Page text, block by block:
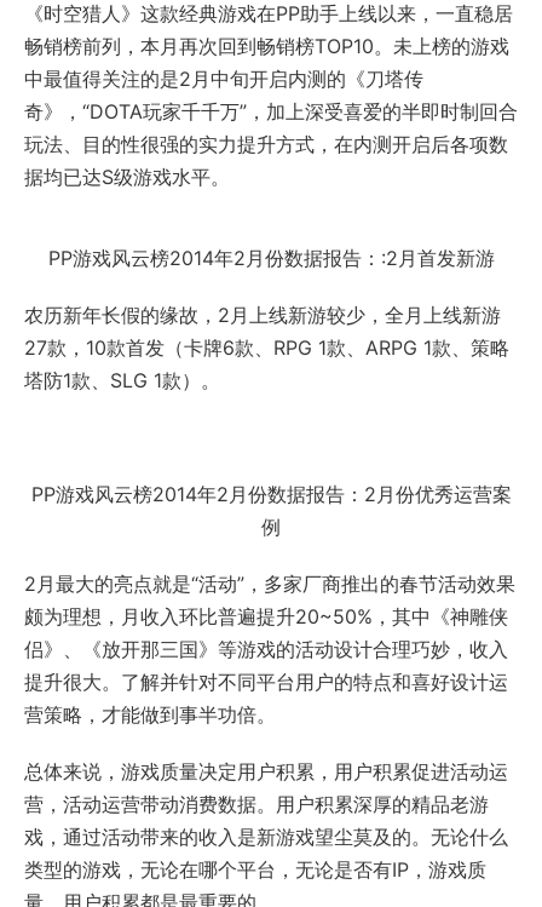
《时空猎人》这款经典游戏在PP助手上线以来，一直稳居
畅销榜前列，本月再次回到畅销榜TOP10。未上榜的游戏
中最值得关注的是2月中旬开启内测的《刀塔传
奇》，“DOTA玩家千千万”，加上深受喜爱的半即时制回合
玩法、目的性很强的实力提升方式，在内测开启后各项数
据均已达S级游戏水平。
PP游戏风云榜2014年2月份数据报告：:2月首发新游
农历新年长假的缘故，2月上线新游较少，全月上线新游
27款，10款首发（卡牌6款、RPG 1款、ARPG 1款、策略
塔防1款、SLG 1款）。
PP游戏风云榜2014年2月份数据报告：2月份优秀运营案
例
2月最大的亮点就是“活动”，多家厂商推出的春节活动效果
颇为理想，月收入环比普遍提升20~50%，其中《神雕侠
侣》、《放开那三国》等游戏的活动设计合理巧妙，收入
提升很大。了解并针对不同平台用户的特点和喜好设计运
营策略，才能做到事半功倍。
总体来说，游戏质量决定用户积累，用户积累促进活动运
营，活动运营带动消费数据。用户积累深厚的精品老游
戏，通过活动带来的收入是新游戏望尘莫及的。无论什么
类型的游戏，无论在哪个平台，无论是否有IP，游戏质
量、用户积累都是最重要的。